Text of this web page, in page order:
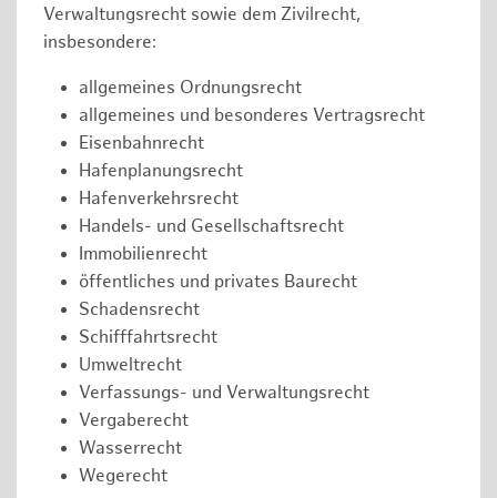
Verwaltungsrecht sowie dem Zivilrecht,
insbesondere:
allgemeines Ordnungsrecht
allgemeines und besonderes Vertragsrecht
Eisenbahnrecht
Hafenplanungsrecht
Hafenverkehrsrecht
Handels- und Gesellschaftsrecht
Immobilienrecht
öffentliches und privates Baurecht
Schadensrecht
Schifffahrtsrecht
Umweltrecht
Verfassungs- und Verwaltungsrecht
Vergaberecht
Wasserrecht
Wegerecht